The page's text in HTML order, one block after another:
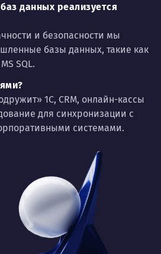
данных реализуется
и безопасности мы
базы данных, такие как
SQL.
1С, CRM, онлайн-кассы
для синхронизации с
системами.